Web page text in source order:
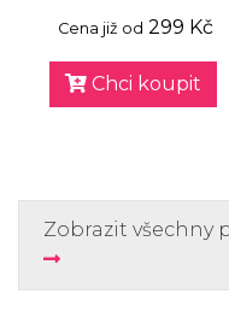
Cena již od 299 Kč
Chci koupit
Zobrazit všechny